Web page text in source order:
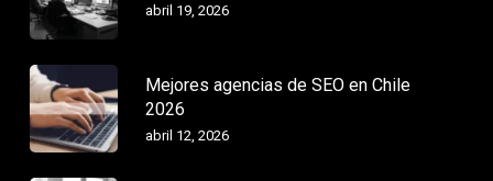
abril 19, 2026
Mejores agencias de SEO en Chile
2026
abril 12, 2026